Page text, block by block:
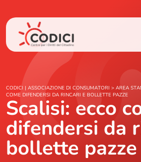
Chi Siamo
Cosa Facciamo
Area Stampa
CODICI | ASSOCIAZIONE DI CONSUMATORI > AREA
COME DIFENDERSI DA RINCARI E BOLLETTE PAZZE
Scalisi: ecco
difendersi da
bollette pazze